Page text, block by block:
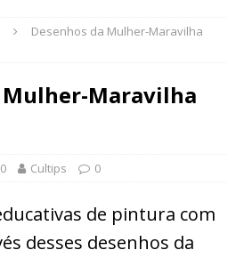
Desenhos da Mulher-Maravilha
Mulher-Maravilha
Cultips 0
de pintura com
desses desenhos da